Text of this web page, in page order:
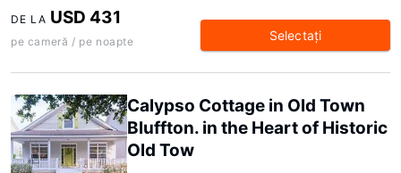
DE LA USD 431
pe cameră / pe noapte Selectaţi
Calypso Cottage in Old Town
Bluffton. in the Heart of Historic
Old Tow